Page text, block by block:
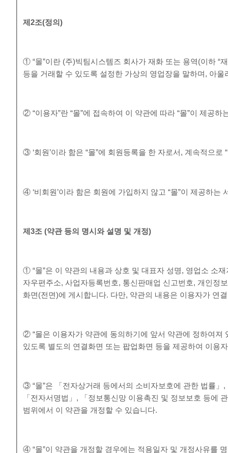
제2조(정의)
① “몰”이란 (주)빅팀시스템즈 회사가 재화 또는 용역(이하 “
등을 거래할 수 있도록 설정한 가상의 영업장을 말하며, 아
② “이용자”란 “몰”에 접속하여 이 약관에 따라 “몰”이 제공
③ ‘회원’이라 함은 “몰”에 회원등록을 한 자로서, 계속적으
④ ‘비회원’이라 함은 회원에 가입하지 않고 “몰”이 제공하는
제3조(약관 등의 명시와 설명 및 개정)
① “몰”은 이 약관의 내용과 상호 및 대표자 성명, 영업소 소
자우편주소, 사업자등록번호, 통신판매업 신고번호, 개인정
화면(전면)에 게시합니다. 다만, 약관의 내용은 이용자가 연
② “몰은 이용자가 약관에 동의하기에 앞서 약관에 정하여져
있도록 별도의 연결화면 또는 팝업화면 등을 제공하여 이용
③ “몰”은 「전자상거래 등에서의 소비자보호에 관한 법률
「전자서명법」, 「정보통신망 이용촉진 및 정보보호 등에
범위에서 이 약관을 개정할 수 있습니다.
④ “몰”이 약관을 개정할 경우에는 적용일자 및 개정사유를